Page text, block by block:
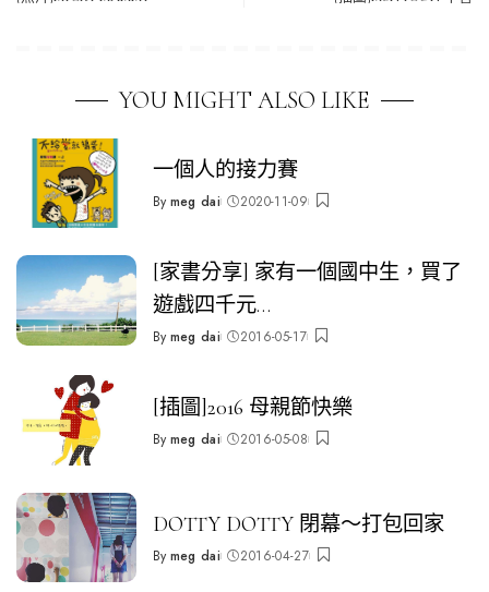
YOU MIGHT ALSO LIKE
一個人的接力賽
Posted
By meg dai 2020-11-09
[家書分享] 家有一個國中生，買了
遊戲四千元…
Posted
By meg dai 2016-05-17
[插圖]2016 母親節快樂
Posted
By meg dai 2016-05-08
DOTTY DOTTY 閉幕～打包回家
Posted
By meg dai 2016-04-27